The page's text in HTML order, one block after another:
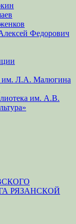
Федорович
им. Л.А. Малюгина
им. А.В.
РЯЗАНСКОЙ